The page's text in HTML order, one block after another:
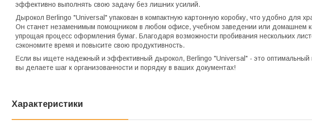
эффективно выполнять свою задачу без лишних усилий.
Дырокол Berlingo "Universal" упакован в компактную картонную коробку, что удобно для
Он станет незаменимым помощником в любом офисе, учебном заведении или домашнем
упрощая процесс оформления бумаг. Благодаря возможности пробивания нескольких
сэкономите время и повысите свою продуктивность.
Если вы ищете надежный и эффективный дырокол, Berlingo "Universal" - это оптимальный
вы делаете шаг к организованности и порядку в ваших документах!
Характеристики